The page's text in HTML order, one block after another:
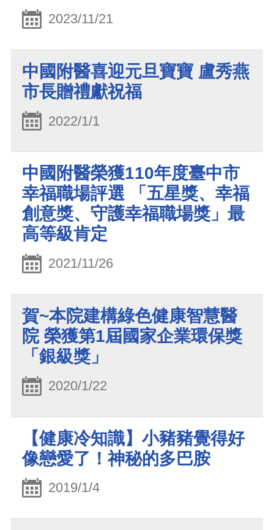
2023/11/21
中國附醫喜迎元旦寶寶 盧秀燕
市長贈禮獻祝福
2022/1/1
中國附醫榮獲110年度臺中市
幸福職場評選 「五星獎、幸福
創意獎、守護幸福職場獎」最
高等級肯定
2021/11/26
賀~本院建構綠色健康智慧醫
院 榮獲第1屆國家企業環保獎
「銀級獎」
2020/1/22
【健康冷知識】小豬豬覺得好
像戀愛了！神秘的多巴胺
2019/1/4